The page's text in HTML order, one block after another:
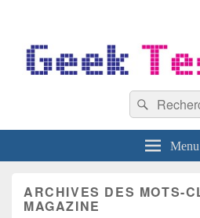
Recherche :
Menu
ARCHIVES DES MOTS-
MAGAZINE